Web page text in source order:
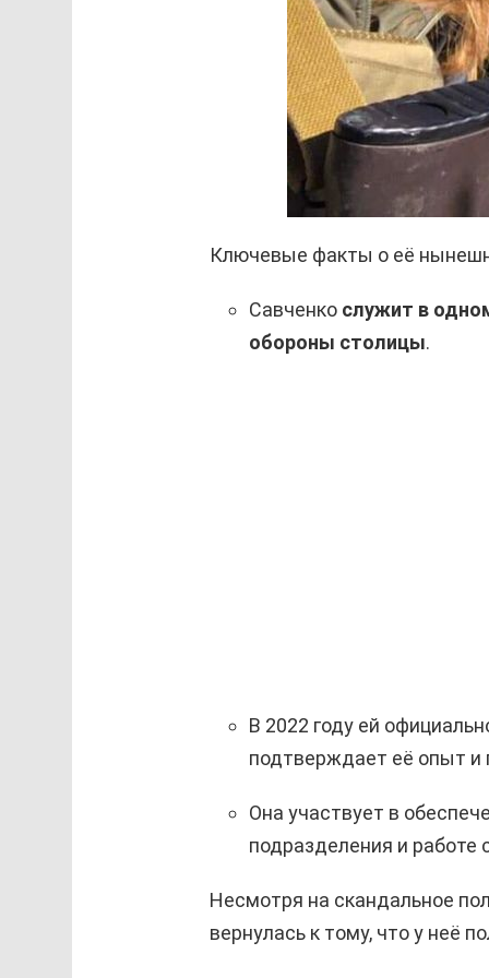
Ключевые факты о её
Савченко служит в
обороны столицы.
В 2022 году ей
подтверждает её опыт и
Она участвует в
подразделения и
Несмотря на скандальное
вернулась к тому, что у неё